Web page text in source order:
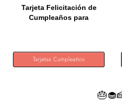
Tarjeta Felicitación de
Cumpleaños para
Tarjetas Cumpleaños